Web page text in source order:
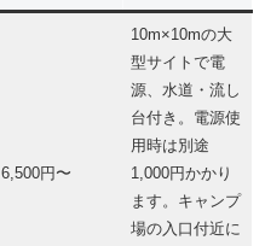
6,500円〜
10m×10mの大
型サイトで電
源、水道・流し
台付き。電源使
用時は別途
1,000円かかり
ます。キャンプ
場の入口付近に